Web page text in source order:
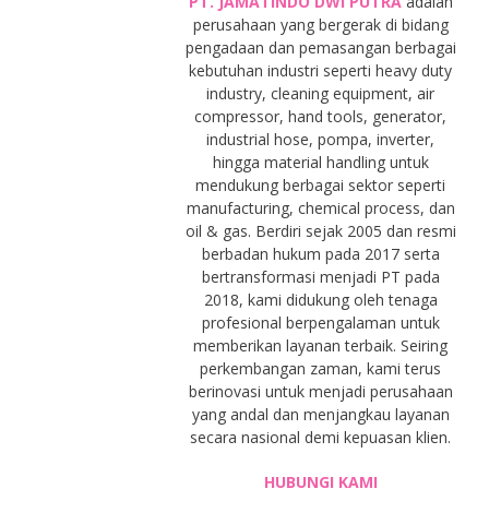
perusahaan yang bergerak di bidang
pengadaan dan pemasangan berbagai
kebutuhan industri seperti heavy duty
industry, cleaning equipment, air
compressor, hand tools, generator,
industrial hose, pompa, inverter,
hingga material handling untuk
mendukung berbagai sektor seperti
manufacturing, chemical process, dan
oil & gas. Berdiri sejak 2005 dan resmi
berbadan hukum pada 2017 serta
bertransformasi menjadi PT pada
2018, kami didukung oleh tenaga
profesional berpengalaman untuk
memberikan layanan terbaik. Seiring
perkembangan zaman, kami terus
berinovasi untuk menjadi perusahaan
yang andal dan menjangkau layanan
secara nasional demi kepuasan klien.
HUBUNGI KAMI